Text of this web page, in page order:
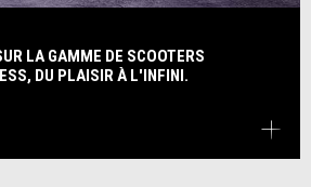
LA GAMME DE SCOOTERS
DU PLAISIR À L'INFINI.